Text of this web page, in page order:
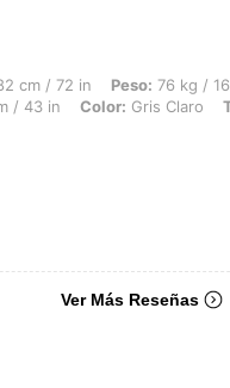
in, Peso: 76 kg / 168 lbs,
cm / 72 in Peso: 76 kg /
/ 43 in Color: Gris Claro
Ver Más Reseñas